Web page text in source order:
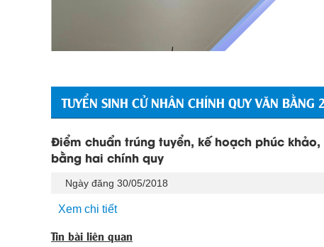
TUYỂN SINH CỬ NHÂN CHÍNH QUY VĂN BẰNG
Điểm chuẩn trúng tuyển, kế hoạch phúc
bằng hai chính quy
Ngày đăng 30/05/2018
Xem chi tiết
Tin bài liên quan